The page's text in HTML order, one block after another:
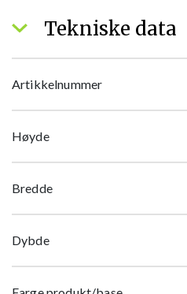
Tekniske data
Artikkelnummer
Høyde
Bredde
Dybde